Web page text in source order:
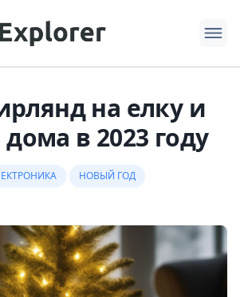
на елку и
в 2023 году
НОВЫЙ ГОД